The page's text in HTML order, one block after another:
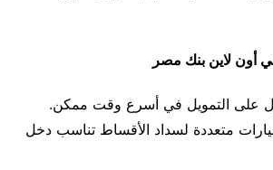
لاين بنك مصر
على التمويل في أسرع وقت ممكن.
متعددة لسداد الأقساط تناسب دخل